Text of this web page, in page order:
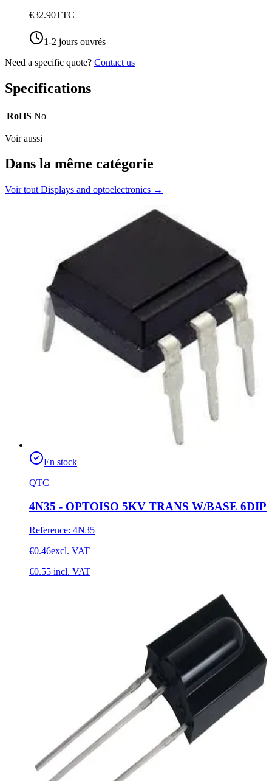
€32.90TTC
1-2 jours ouvrés
Need a specific quote? Contact us
Specifications
RoHS No
Voir aussi
Dans la même catégorie
Voir tout Displays and optoelectronics →
En stock
QTC
4N35 - OPTOISO 5KV TRANS W/BASE 6DIP
Reference: 4N35
€0.46excl. VAT
€0.55 incl. VAT